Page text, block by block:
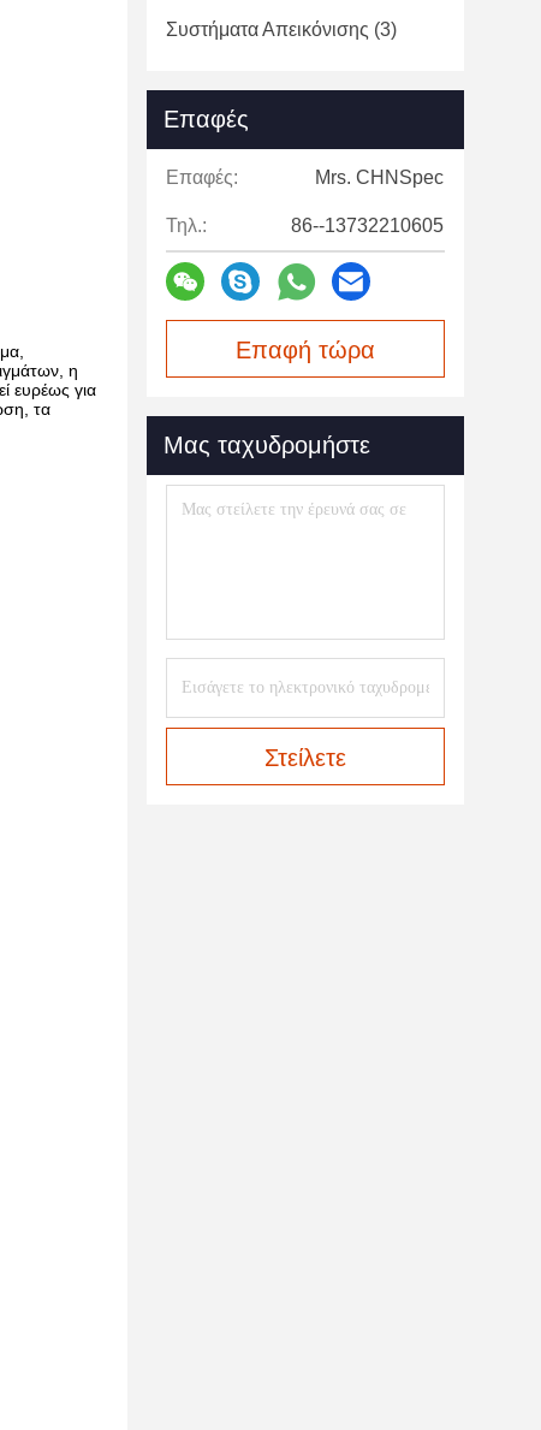
η
ευρέως για
τα
Συστήματα Απεικόνισης (3)
Επαφές
Επαφές: Mrs. CHNSpec
Τηλ.: 86--13732210605
Επαφή τώρα
Μας ταχυδρομήστε
Στείλετε